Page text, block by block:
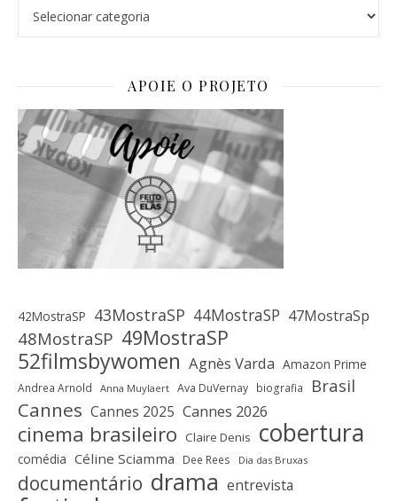
APOIE O PROJETO
42MostraSP 43MostraSP 44MostraSP 47MostraSp
48MostraSP 49MostraSP
52filmsbywomen Agnès Varda Amazon Prime
Andrea Arnold Anna Muylaert Ava DuVernay biografia Brasil
Cannes Cannes 2025 Cannes 2026
cinema brasileiro Claire Denis cobertura
comédia Céline Sciamma Dee Rees Dia das Bruxas
documentário drama entrevista